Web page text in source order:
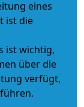
eines
ist die
ist wichtig,
über die
verfügt,